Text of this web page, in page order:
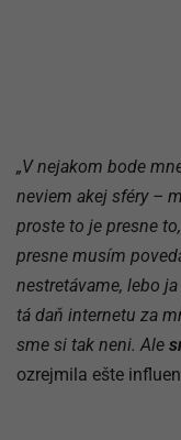
„V nejakom bode
neviem akej sféry –
proste to je presne
presne musím
nestretávame, lebo
tá daň internetu za
sme si tak neni. Ale
ozrejmila ešte